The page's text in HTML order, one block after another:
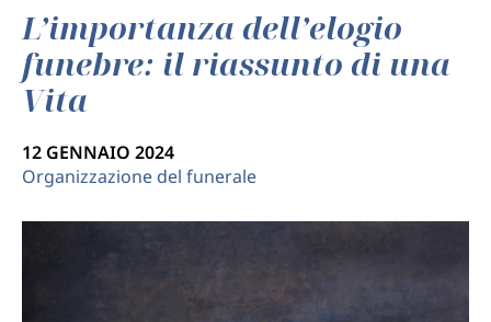
L’importanza dell’elogio
funebre: il riassunto di una
Vita
12 GENNAIO 2024
Organizzazione del funerale